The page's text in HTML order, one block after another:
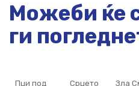
Можеби ќе
ги
Пци под
Срцето
Зла